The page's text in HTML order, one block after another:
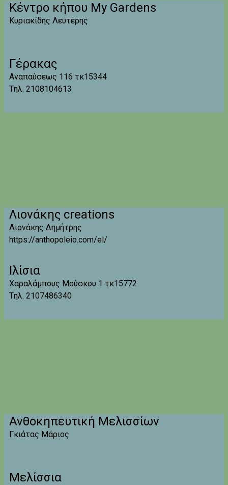
Κέντρο κήπου My Gardens
Κυριακίδης Λευτέρης
Γέρακας
Αναπαύσεως 116 τκ15344
Tηλ. 2108104613
Λιονάκης creations
Λιονάκης Δημήτρης
https://anthopoleio.com/el/
Ιλίσια
Χαραλάμπους Μούσκου 1 τκ15772
Tηλ. 2107486340
Ανθοκηπευτική Μελισσίων
Γκιάτας Μάριος
Μελίσσια